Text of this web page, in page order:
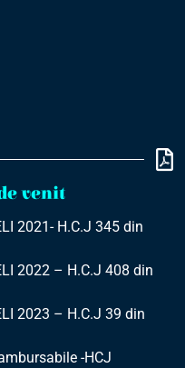
venit
2021- H.C.J 345 din
2022 – H.C.J 408 din
2023 – H.C.J 39 din
-HCJ